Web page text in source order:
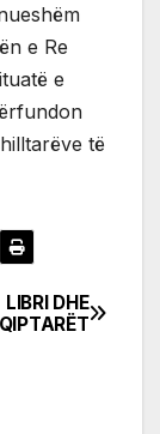
e Re
e
të
LIBRI DHE